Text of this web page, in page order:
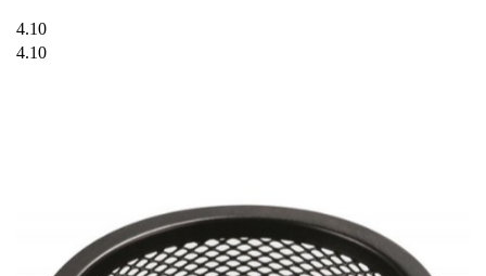
4.10
4.10